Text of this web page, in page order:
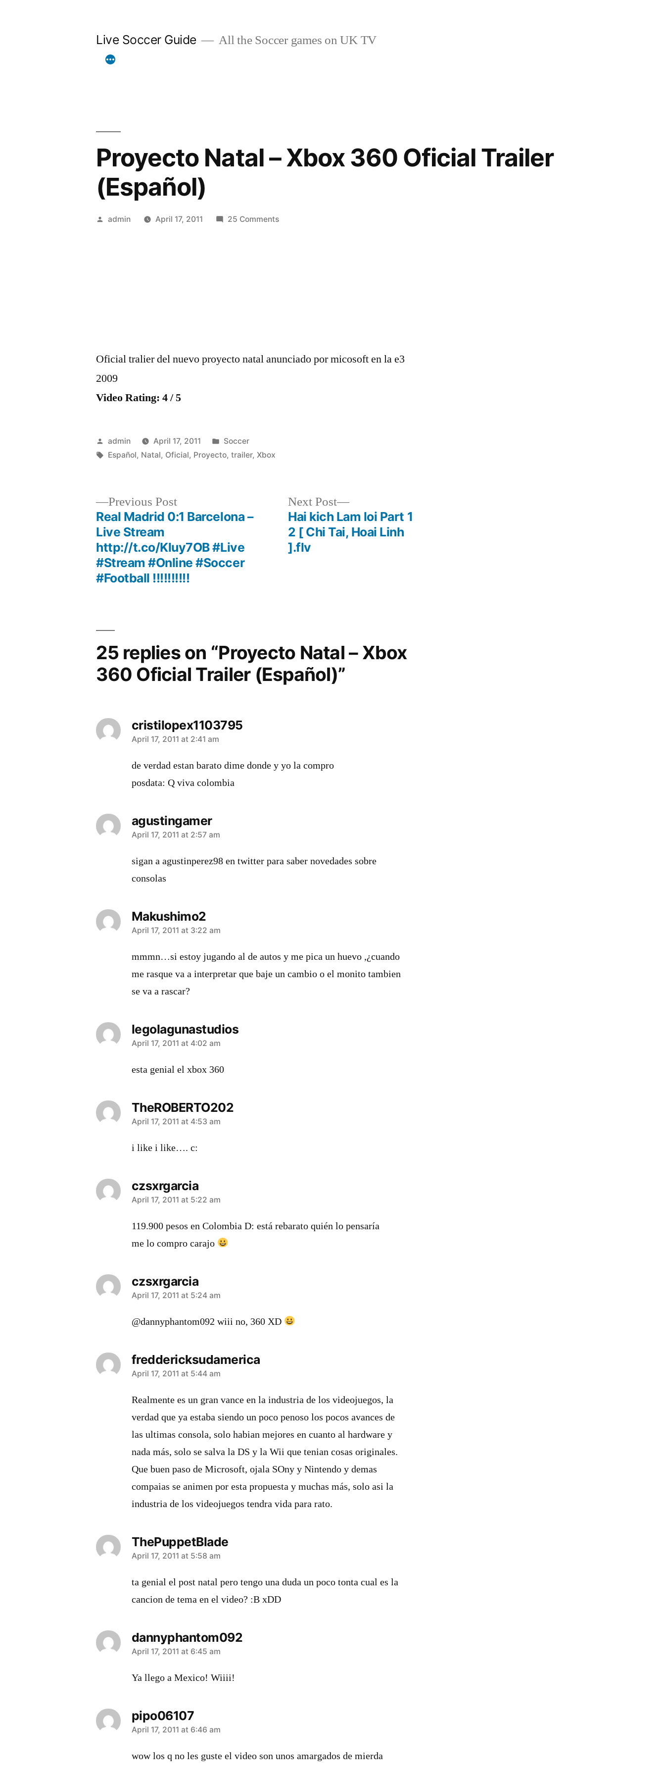
Live Soccer Guide All the Soccer games on UK TV
Proyecto Natal – Xbox 360 Oficial Trailer
(Español)
Posted
admin April 17, 2011 25 Commentson
Oficial tralier del nuevo proyecto natal anunciado por micosoft en la e3
2009
Video Rating: 4 / 5
Posted
by
admin April 17, 2011
Posted
in
Soccer
Tags:
Español, Natal, Oficial, Proyecto,trailer, Xbox
navigation
Previous PostPrevious
post:
Real Madrid 0:1 Barcelona –
Live Stream
http://t.co/Kluy7OB #Live
#Stream #Online #Soccer
#Football !!!!!!!!!!
Next Post
Next
post:
Hai kich Lam loi Part 1
2 [ Chi Tai, Hoai Linh
].flv
25 replies on “Proyecto Natal – Xbox
360 Oficial Trailer (Español)”
cristilopex1103795
says:
April 17, 2011 at 2:41 am
de verdad estan barato dime donde y yo la compro
posdata: Q viva colombia
agustingamer
says:
April 17, 2011 at 2:57 am
sigan a agustinperez98 en twitter para saber novedades sobre
consolas
Makushimo2
says:
April 17, 2011 at 3:22 am
mmmn…si estoy jugando al de autos y me pica un huevo ,¿cuando
me rasque va a interpretar que baje un cambio o el monito tambien
se va a rascar?
legolagunastudios
says:
April 17, 2011 at 4:02 am
esta genial el xbox 360
TheROBERTO202
says:
April 17, 2011 at 4:53 am
i like i like…. c:
czsxrgarcia
says:
April 17, 2011 at 5:22 am
119.900 pesos en Colombia D: está rebarato quién lo pensaría
me lo compro carajo
czsxrgarcia
says:
April 17, 2011 at 5:24 am
@dannyphantom092 wiii no, 360 XD
freddericksudamerica
says:
April 17, 2011 at 5:44 am
Realmente es un gran vance en la industria de los videojuegos, la
verdad que ya estaba siendo un poco penoso los pocos avances de
las ultimas consola, solo habian mejores en cuanto al hardware y
nada más, solo se salva la DS y la Wii que tenian cosas originales.
Que buen paso de Microsoft, ojala SOny y Nintendo y demas
compaias se animen por esta propuesta y muchas más, solo asi la
industria de los videojuegos tendra vida para rato.
ThePuppetBlade
says:
April 17, 2011 at 5:58 am
ta genial el post natal pero tengo una duda un poco tonta cual es la
cancion de tema en el video? :B xDD
dannyphantom092
says:
April 17, 2011 at 6:45 am
Ya llego a Mexico! Wiiii!
pipo06107
says:
April 17, 2011 at 6:46 am
wow los q no les guste el video son unos amargados de mierda